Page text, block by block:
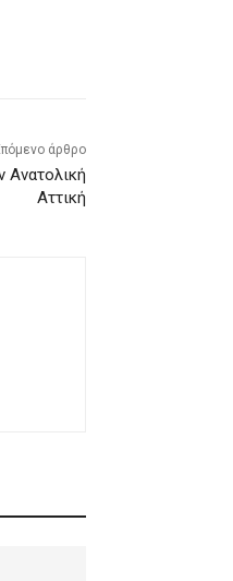
άρθρο
Ανατολική
Αττική